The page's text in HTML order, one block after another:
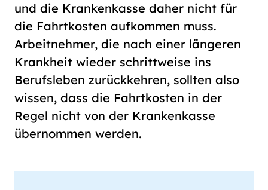
und die Krankenkasse daher nicht für
die Fahrtkosten aufkommen muss.
Arbeitnehmer, die nach einer längeren
Krankheit wieder schrittweise ins
Berufsleben zurückkehren, sollten also
wissen, dass die Fahrtkosten in der
Regel nicht von der Krankenkasse
übernommen werden.